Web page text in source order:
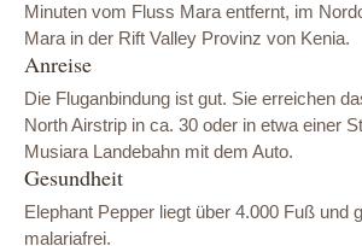
Minuten vom Fluss Mara entfernt, im
Mara in der Rift Valley Provinz von Kenia.
Anreise
Die Fluganbindung ist gut. Sie erreichen
North Airstrip in ca. 30 oder in etwa einer
Musiara Landebahn mit dem Auto.
Gesundheit
Elephant Pepper liegt über 4.000 Fuß und
malariafrei.